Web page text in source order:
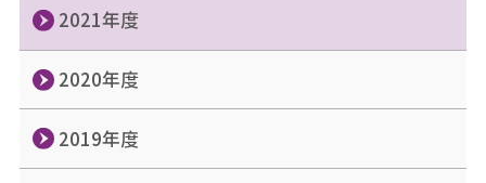
2021年度
2020年度
2019年度